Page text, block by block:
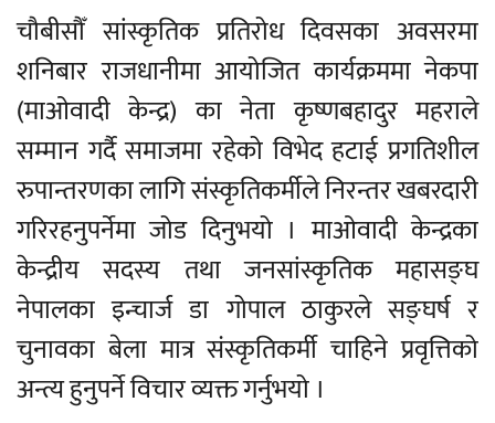
चौबीसौँ सांस्कृतिक प्रतिरोध दिवसका अवसरमा
शनिबार राजधानीमा आयोजित कार्यक्रममा नेकपा
(माओवादी केन्द्र) का नेता कृष्णबहादुर महराले
सम्मान गर्दै समाजमा रहेको विभेद हटाई प्रगतिशील
रुपान्तरणका लागि संस्कृतिकर्मीले निरन्तर खबरदारी
गरिरहनुपर्नेमा जोड दिनुभयो । माओवादी केन्द्रका
केन्द्रीय सदस्य तथा जनसांस्कृतिक महासङ्घ
नेपालका इन्चार्ज डा गोपाल ठाकुरले सङ्घर्ष र
चुनावका बेला मात्र संस्कृतिकर्मी चाहिने प्रवृत्तिको
अन्त्य हुनुपर्ने विचार व्यक्त गर्नुभयो ।